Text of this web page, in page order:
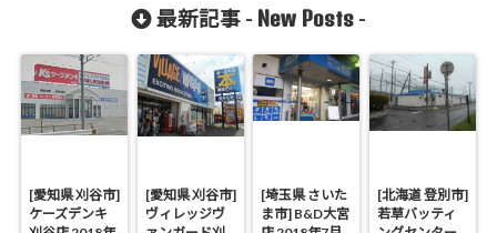
最新記事 - New Posts -
[愛知県 刈谷市]
ケーズデンキ
[愛知県 刈谷市]
ヴィレッジヴ
[埼玉県 さいた
ま市] B&D大宮
[北海道 登別市]
若草バッティ